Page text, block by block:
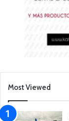
Most Viewed